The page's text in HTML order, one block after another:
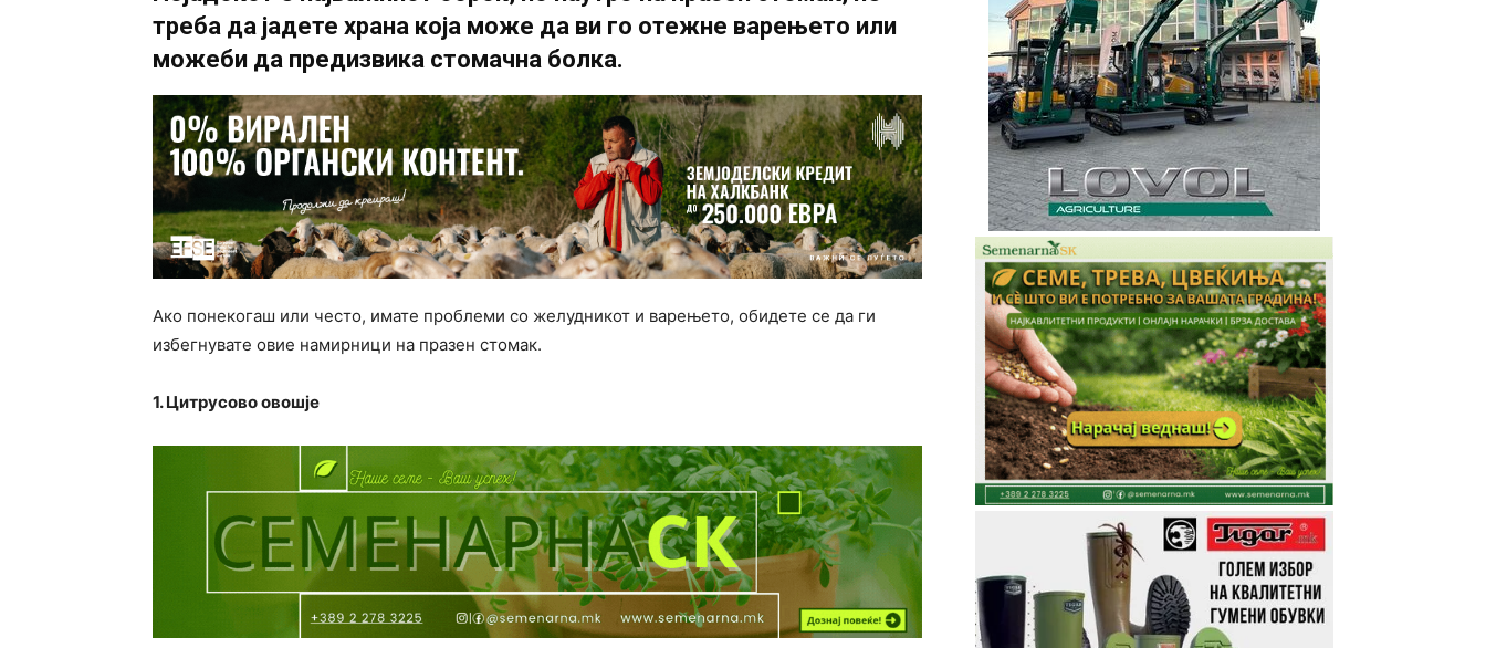
треба да јадете храна која може да ви го отежне варењето или
можеби да предизвика стомачна болка.
Ако понекогаш или често, имате проблеми со желудникот и варењето, обидете се да ги
избегнувате овие намирници на празен стомак.
1. Цитрусово овошје